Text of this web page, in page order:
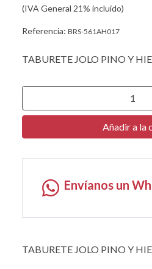
(IVA General 21% incluido)
Referencia: BRS-561AH017
TABURETE JOLO PINO Y
Añadir a la
Envíanos un
TABURETE JOLO PINO Y